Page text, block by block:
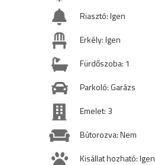
Riasztó: Igen
Erkély: Igen
Fürdőszoba: 1
Parkoló: Garázs
Emelet: 3
Bútorozva: Nem
Kisállat hozható: Igen